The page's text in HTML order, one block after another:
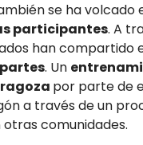
se ha volcado
participantes. A
han compartido
. Un
por parte de
a través de un
comunidades.